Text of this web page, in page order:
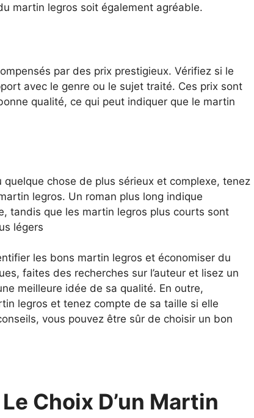
martin legros soit également agréable.
par des prix prestigieux. Vérifiez si le
avec le genre ou le sujet traité. Ces prix sont
qualité, ce qui peut indiquer que le martin
chose de plus sérieux et complexe, tenez
legros. Un roman plus long indique
tandis que les martin legros plus courts sont
légers
les bons martin legros et économiser du
faites des recherches sur l’auteur et lisez un
meilleure idée de sa qualité. En outre,
legros et tenez compte de sa taille si elle
vous pouvez être sûr de choisir un bon
Choix D’un Martin